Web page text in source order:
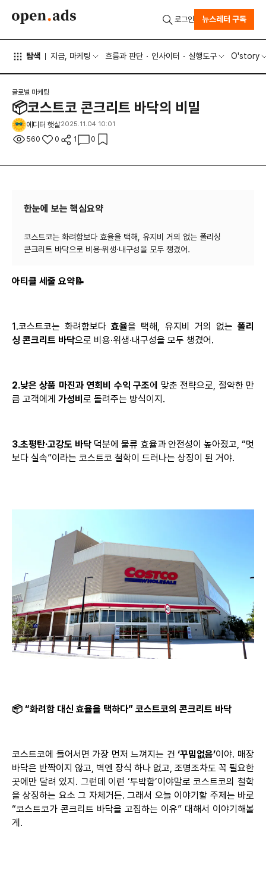
탐색 지금, 마케팅 흐름과 판단 인사이터 실행도구 O'story
로그인 뉴스레터 구독
글로벌 마케팅
📦코스트코 콘크리트 바닥의 비밀
에디터 햇살2025.11.04 10:01
560 0 1 0
한눈에 보는 핵심요약
코스트코는 화려함보다 효율을 택해, 유지비 거의 없는 폴리싱
아티클 세줄 요약📝
1.코스트코는화려함보다 효율을 택해, 유지비 거의 없는폴리
싱 콘크리트 바닥으로 비용·위생·내구성을 모두 챙겼어.
2.낮은상품 마진과 연회비 수익 구조에 맞춘 전략으로, 절약한 만
큼 고객에게 가성비 로 돌려주는 방식이지.
3.초평탄·고강도 바닥 덕분에 물류 효율과 안전성이 높아졌고, “멋
보다 실속”이라는 코스트코 철학이 드러나는 상징이 된 거야.
📦 “화려함 대신 효율을 택하다” 코스트코의 콘크리트 바닥
코스트코에 들어서면 가장 먼저 느껴지는 건 ‘꾸밈없음’이야. 매장
바닥은 반짝이지 않고, 벽엔 장식 하나 없고, 조명조차도 꼭 필요한
곳에만 달려 있지. 그런데 이런 ‘투박함’이야말로 코스트코의 철학
을 상징하는 요소 그 자체거든. 그래서 오늘 이야기할 주제는 바로
“코스트코가 콘크리트 바닥을 고집하는 이유” 대해서 이야기해볼
게 .